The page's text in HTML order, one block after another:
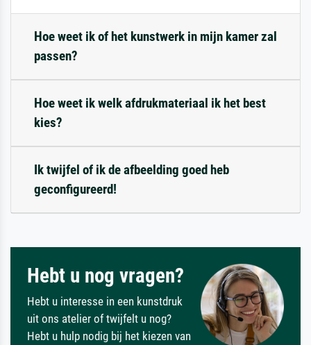
Hoe weet ik of het kunstwerk in mijn kamer zal
passen?
Hoe weet ik welk afdrukmateriaal ik het best
kies?
Ik twijfel of ik de afbeelding goed heb
geconfigureerd!
Hebt u nog vragen?
Hebt u interesse in een kunstdruk
uit ons atelier of twijfelt u nog?
Hebt u hulp nodig bij het kiezen van